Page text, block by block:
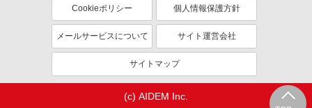
Cookieポリシー 個人情報保護方針
メールサービスについて サイト運営会社
サイトマップ
(c) AIDEM Inc.